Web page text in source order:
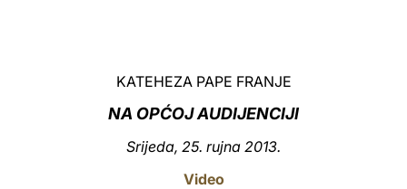
中文
KATEHEZA PAPE FRANJE
NA OPĆOJ AUDIJENCIJI
Srijeda, 25. rujna 2013.
Video